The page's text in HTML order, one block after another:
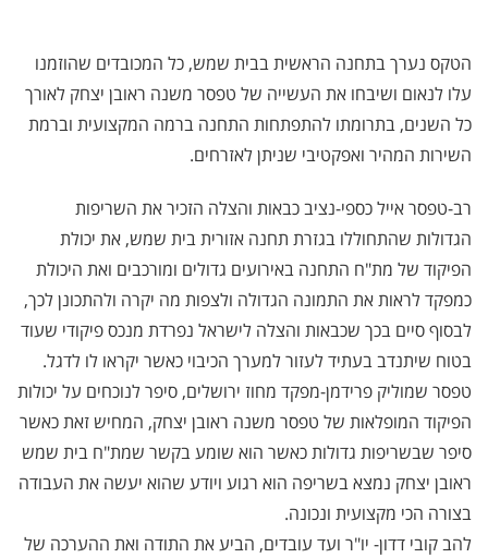
הטקס נערך בתחנה הראשית בבית שמש, כל המכובדים שהוזמנו
עלו לנאום ושיבחו את העשייה של טפסר משנה ראובן יצחק לאורך
כל השנים, בתרומתו להתפתחות התחנה ברמה המקצועית וברמת
השירות המהיר ואפקטיבי שניתן לאזרחים.
רב-טפסר אייל כספי-נציב כבאות והצלה הזכיר את השריפות
הגדולות שהתחוללו בגזרת תחנה אזורית בית שמש, את יכולת
הפיקוד של מת"ח התחנה באירועים גדולים ומורכבים ואת היכולת
כמפקד לראות את התמונה הגדולה ולצפות מה יקרה ולהתכונן לכך,
לבסוף סיים בכך שכבאות והצלה לישראל נפרדת מנכס פיקודי שעוד
בטוח שיתנדב בעתיד לעזור למערך הכיבוי כאשר יקראו לו לדגל.
טפסר שמוליק פרידמן-מפקד מחוז ירושלים, סיפר לנוכחים על יכולות
הפיקוד המופלאות של טפסר משנה ראובן יצחק, המחיש זאת כאשר
סיפר שבשריפות גדולות כאשר הוא שומע בקשר שמת"ח בית שמש
ראובן יצחק נמצא בשריפה הוא רגוע ויודע שהוא יעשה את העבודה
בצורה הכי מקצועית ונכונה.
להב קובי דדון- יו"ר ועד עובדים, הביע את התודה ואת ההערכה של